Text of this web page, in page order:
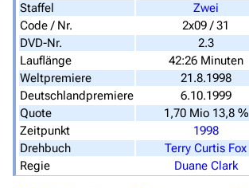
Datei hochladen
Filme und Serien
Überblick
Stargate Atlantis
Stargate Universe
Staffel
Zwei
Code / Nr.
2x09 / 31
DVD-Nr.
2.3
Lauflänge
42:26 Minuten
Weltpremiere
21.8.1998
Deutschlandpremiere
6.10.1999
Quote
1,70 Mio 13,8 %
Zeitpunkt
1998
Drehbuch
Terry Curtis Fox
Regie
Duane Clark